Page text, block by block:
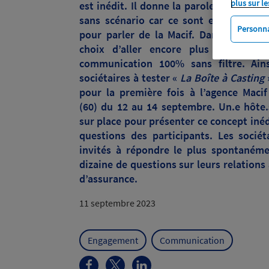
est inédit. Il donne la parole à ses
sans scénario car ce sont eux qui
pour parler de la Macif. Dans ce
choix d’aller encore plus loin dans
communication 100% sans filtre.
sociétaires à tester « La Boîte à Casting
pour la première fois à l’agence
(60) du 12 au 14 septembre. Un.e
sur place pour présenter ce concept
questions des participants. Les
invités à répondre le plus
dizaine de questions sur leurs
d’assurance.
11 septembre 2023
Engagement Communication
plus sur